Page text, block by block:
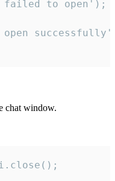
to open');
chat window.